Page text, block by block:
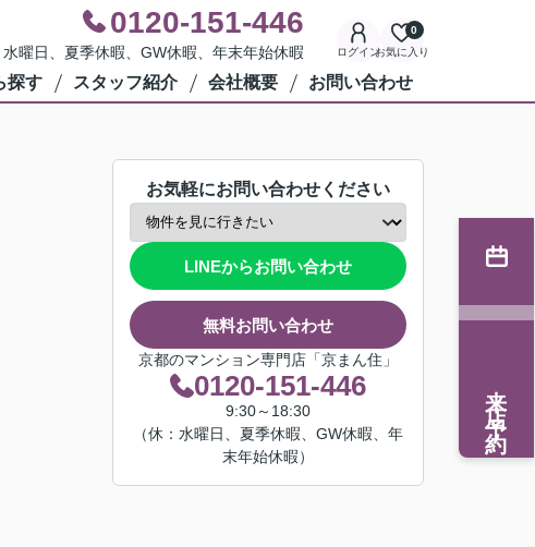
0120-151-446
曜日、夏季休暇、GW休暇、年末年始休暇 ログインお気に入り
0
探す スタッフ紹介 会社概要 お問い合わせ
お気軽にお問い合わせください
LINEからお問い合わせ
無料お問い合わせ
京都のマンション専門店「京まん住」
0120-151-446
9:30～18:30
（休：水曜日、夏季休暇、GW休暇、年
末年始休暇）
来店予約